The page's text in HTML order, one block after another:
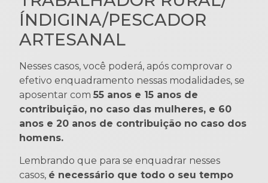
ÍNDIGINA/PESCADOR
ARTESANAL
Nesses casos, você poderá, após comprovar o
efetivo enquadramento nessas modalidades, se
aposentar com 55 anos e 15 anos de
contribuição, no caso das mulheres, e 60
anos e 20 anos de contribuição no caso dos
homens.
Lembrando que para se enquadrar nesses
casos, é necessário que todo o seu tempo